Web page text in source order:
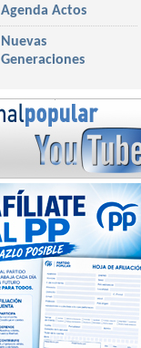
Agenda Actos
Nuevas
Generaciones